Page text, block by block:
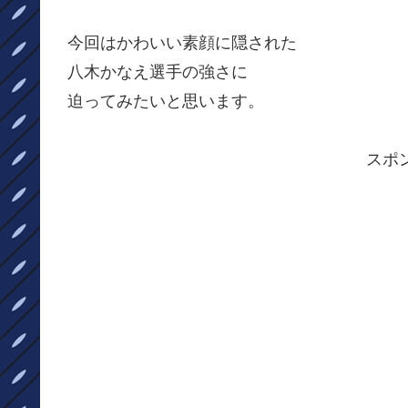
今回はかわいい素顔に隠された
八木かなえ選手の強さに
迫ってみたいと思います。
スポ